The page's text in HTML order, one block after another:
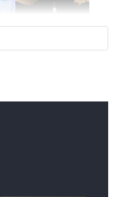
속을 걷다
(2009)